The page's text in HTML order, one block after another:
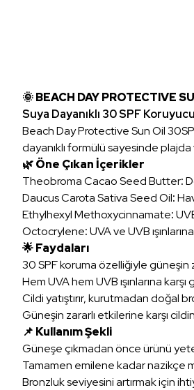
🌞 BEACH DAY PROTECTIVE
Suya Dayanıklı 30 SPF
Beach Day Protective Sun Oil
dayanıklı formülü sayesinde
🌿 Öne Çıkan İçerikler
Theobroma Cacao Seed Butter:
Daucus Carota Sativa Seed Oil:
Ethylhexyl Methoxycinnamate:
Octocrylene:UVA ve UVB
🌟 Faydaları
30 SPF koruma özelliğiyle
Hem UVA hem UVB ışınlarına
Cildi yatıştırır, kurutmadan doğal
Güneşin zararlı etkilerine karşı
📌 Kullanım Şekli
Güneşe çıkmadan önce ürünü
Tamamen emilene kadar nazikçe
Bronzluk seviyesini artırmak için